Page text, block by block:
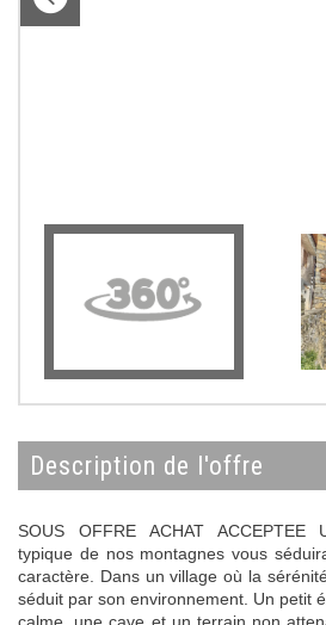
description de l'offre
SOUS OFFRE ACHAT ACCEPTEE
typique de nos montagnes vous
caractère. Dans un village où la
séduit par son environnement. Un petit